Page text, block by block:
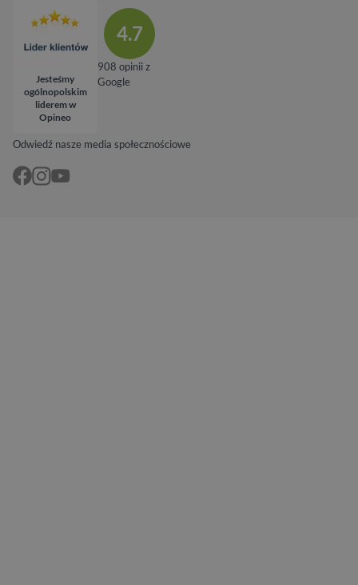
Odwiedź nasze media społecznościowe
Jesteśmy
ogólnopolskim
liderem w
Opineo
4.7
908 opinii z
Google